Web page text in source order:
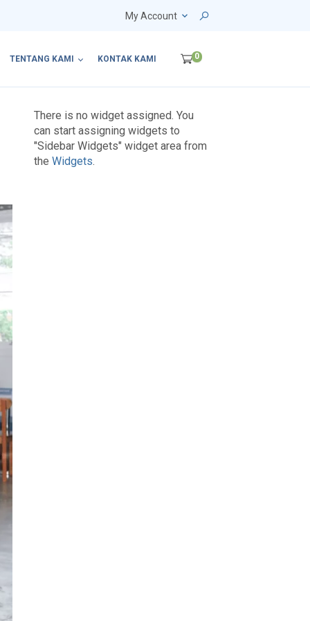
My Account
TENTANG KAMI KONTAK KAMI 0
There is no widget assigned. You
can start assigning widgets to
"Sidebar Widgets" widget area from
theWidgets.